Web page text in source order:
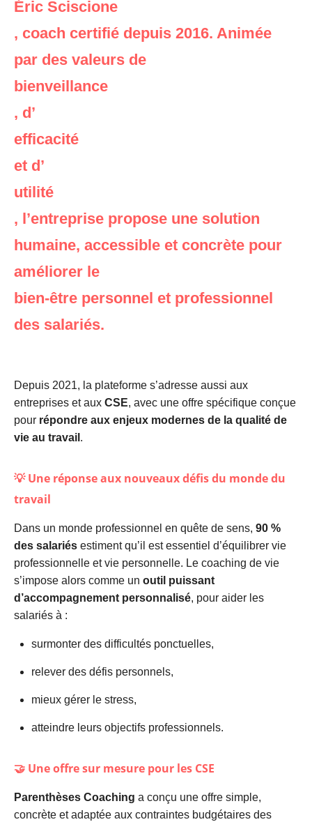
Éric Sciscione
, coach certifié depuis 2016. Animée
par des valeurs de
bienveillance
, d’
efficacité
et d’
utilité
, l’entreprise propose une solution
humaine, accessible et concrète pour
améliorer le
bien-être personnel et professionnel
des salariés.
Depuis 2021, la plateforme s’adresse aussi aux
entreprises et aux CSE, avec une offre spécifique conçue
pour répondre aux enjeux modernes de la qualité de
vie au travail .
💡 Une réponse aux nouveaux défis du monde du
travail
Dans un monde professionnel en quête de sens, 90 %
des salariés estiment qu’il est essentiel d’équilibrer vie
professionnelle et vie personnelle. Le coaching de vie
s’impose alors comme un outil puissant
d’accompagnement personnalisé, pour aider les
salariés à :
surmonter des difficultés ponctuelles,
relever des défis personnels,
mieux gérer le stress,
atteindre leurs objectifs professionnels.
🤝 Une offre sur mesure pour les CSE
Parenthèses Coaching a conçu une offre simple,
concrète et adaptée aux contraintes budgétaires des